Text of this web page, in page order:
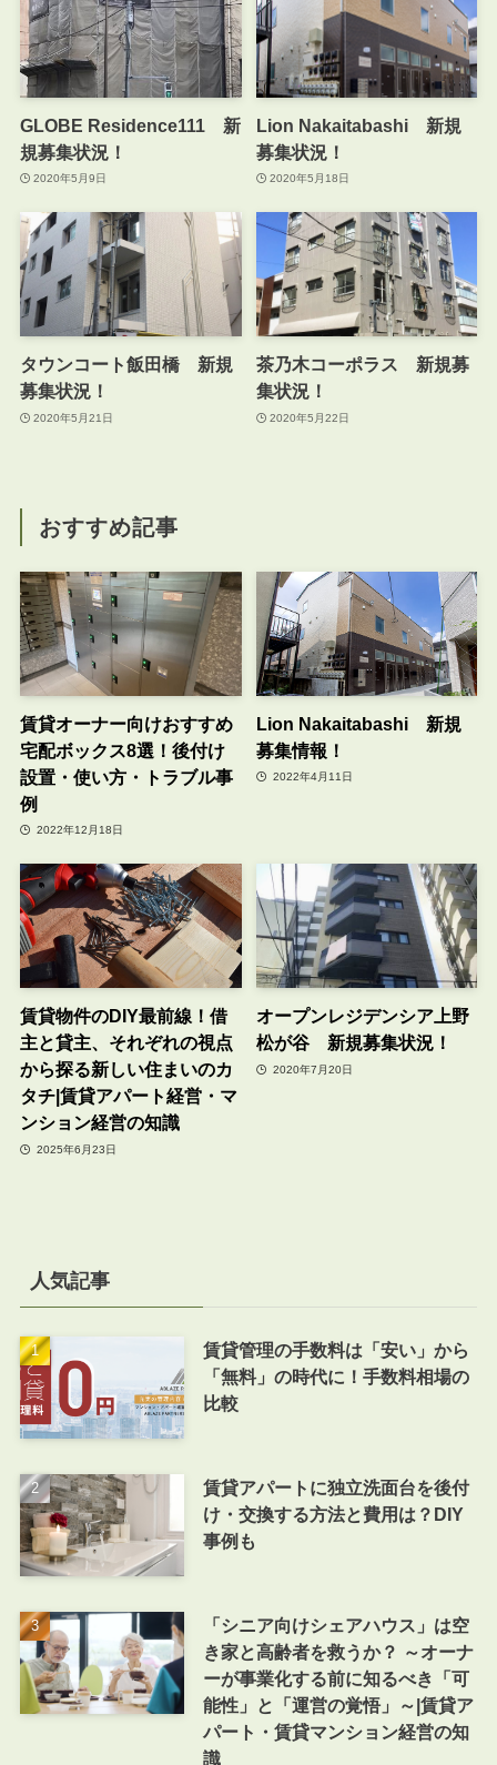
GLOBE Residence111 新
規募集状況！
2020年5月9日
Lion Nakaitabashi 新規
募集状況！
2020年5月18日
タウンコート飯田橋 新規
募集状況！
2020年5月21日
茶乃木コーポラス 新規募
集状況！
2020年5月22日
おすすめ記事
賃貸オーナー向けおすすめ
宅配ボックス8選！後付け
設置・使い方・トラブル事
例
2022年12月18日
Lion Nakaitabashi 新規
募集情報！
2022年4月11日
賃貸物件のDIY最前線！借
主と貸主、それぞれの視点
から探る新しい住まいのカ
タチ|賃貸アパート経営・マ
ンション経営の知識
2025年6月23日
オープンレジデンシア上野
松が谷 新規募集状況！
2020年7月20日
人気記事
賃貸管理の手数料は「安い」から
「無料」の時代に！手数料相場の
比較
賃貸アパートに独立洗面台を後付
け・交換する方法と費用は？DIY
事例も
「シニア向けシェアハウス」は空
き家と高齢者を救うか？ ～オーナ
ーが事業化する前に知るべき「可
能性」と「運営の覚悟」～|賃貸ア
パート・賃貸マンション経営の知
識